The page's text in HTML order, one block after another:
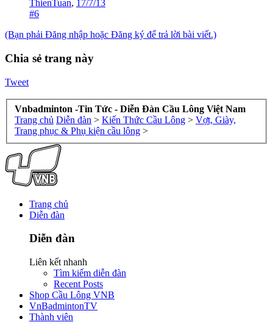
ThienTuan, 17/7/13
#6
(Bạn phải Đăng nhập hoặc Đăng ký để trả lời bài viết.)
Chia sẻ trang này
Tweet
Vnbadminton -Tin Tức - Diễn Đàn Cầu Lông Việt Nam
Trang chủ Diễn đàn > Kiến Thức Cầu Lông > Vợt, Giày,
Trang phục & Phụ kiện cầu lông >
Trang chủ
Diễn đàn
Diễn đàn
Liên kết nhanh
Tìm kiếm diễn đàn
Recent Posts
Shop Cầu Lông VNB
VnBadmintonTV
Thành viên